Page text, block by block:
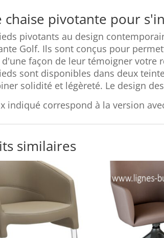
chaise pivotante pour
pivotants au design
Golf. Ils sont conçus pour
d'une façon de leur témoigner votre
sont disponibles dans deux
solidité et légèreté. Le design
indiqué correspond à la version
similaires